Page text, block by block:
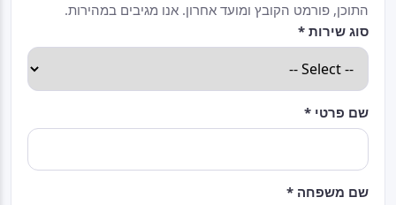
התוכן, פורמט הקובץ ומועד אחרון. אנו מגיבים במהירות.
סוג שירות *
שם פרטי *
שם משפחה *